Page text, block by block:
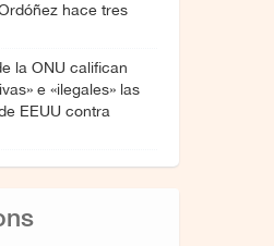
hace tres
la ONU califican
e «ilegales» las
EEUU contra